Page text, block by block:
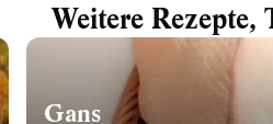
Weitere
Gans